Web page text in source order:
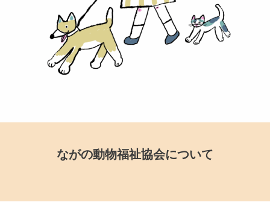
ながの動物福祉協会について